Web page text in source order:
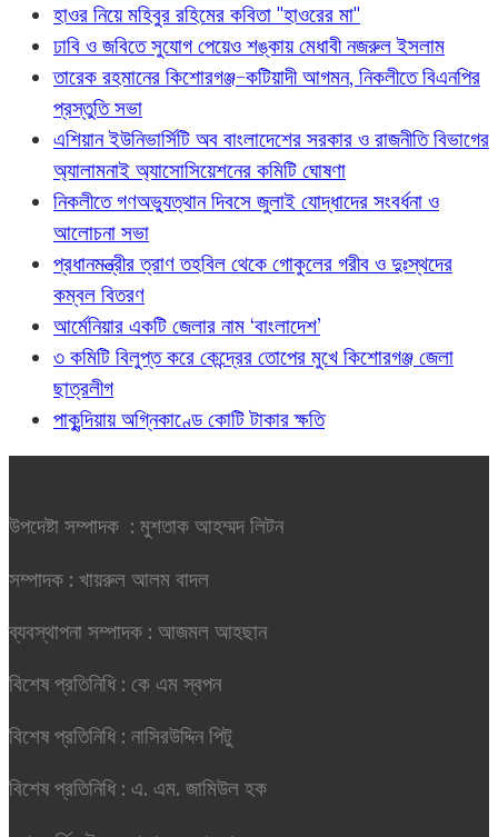
হাওর নিয়ে মহিবুর রহিমের কবিতা "হাওরের মা"
ঢাবি ও জবিতে সুযোগ পেয়েও শঙ্কায় মেধাবী নজরুল ইসলাম
তারেক রহমানের কিশোরগঞ্জ-কটিয়াদী আগমন, নিকলীতে বিএনপির
প্রস্তুতি সভা
এশিয়ান ইউনিভার্সিটি অব বাংলাদেশের সরকার ও রাজনীতি বিভাগের
অ্যালামনাই অ্যাসোসিয়েশনের কমিটি ঘোষণা
নিকলীতে গণঅভ্যুত্থান দিবসে জুলাই যোদ্ধাদের সংবর্ধনা ও
আলোচনা সভা
প্রধানমন্ত্রীর ত্রাণ তহবিল থেকে গোকুলের গরীব ও দুঃস্থদের
কম্বল বিতরণ
আর্মেনিয়ার একটি জেলার নাম ‘বাংলাদেশ’
৩ কমিটি বিলুপ্ত করে কেন্দ্রের তোপের মুখে কিশোরগঞ্জ জেলা
ছাত্রলীগ
পাকুন্দিয়ায় অগ্নিকাণ্ডে কোটি টাকার ক্ষতি
উপদেষ্টা সম্পাদক : মুশতাক আহম্মদ লিটন
সম্পাদক : খায়রুল আলম বাদল
ব্যবস্থাপনা সম্পাদক : আজমল আহছান
বিশেষ প্রতিনিধি : কে এম স্বপন
বিশেষ প্রতিনিধি : নাসিরউদ্দিন পিটু
বিশেষ প্রতিনিধি : এ. এম. জামিউল হক